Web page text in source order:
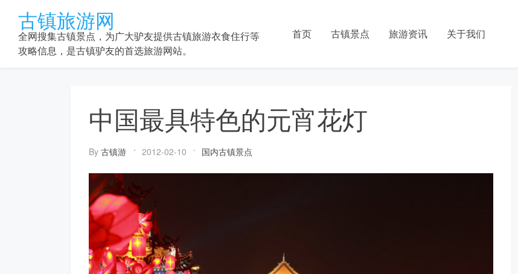
content
古镇旅游网
全网搜集古镇景点，为广大驴友提供古镇旅游衣食住行等
攻略信息，是古镇驴友的首选旅游网站。
首页 古镇景点 旅游资讯 关于我们
中国最具特色的元宵花灯
By 古镇游 2012-02-10 国内古镇景点